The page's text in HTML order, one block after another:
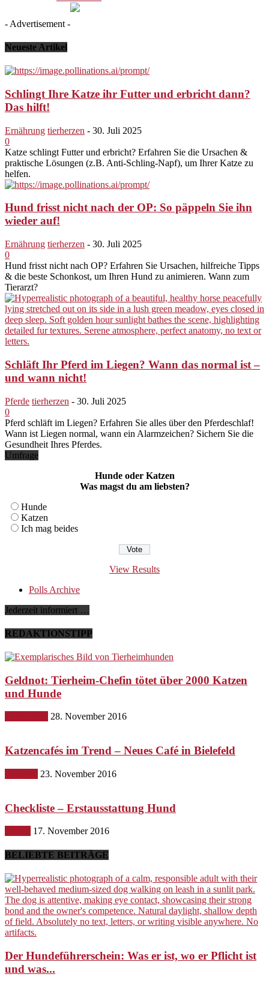
- Advertisement -
Neueste Artikel
Schlingt Ihre Katze ihr Futter und erbricht dann?
Das hilft!
Ernährung tierherzen - 30. Juli 2025
0
Katze schlingt Futter und erbricht? Erfahren Sie die Ursachen &
praktische Lösungen (z.B. Anti-Schling-Napf), um Ihrer Katze zu
helfen.
Hund frisst nicht nach der OP: So päppeln Sie ihn
wieder auf!
Ernährung tierherzen - 30. Juli 2025
0
Hund frisst nicht nach OP? Erfahren Sie Ursachen, hilfreiche Tipps
& die beste Schonkost, um Ihren Hund zu animieren. Wann zum
Tierarzt?
Schläft Ihr Pferd im Liegen? Wann das normal ist –
und wann nicht!
Pferde tierherzen - 30. Juli 2025
0
Pferd schläft im Liegen? Erfahren Sie alles über den Pferdeschlaf!
Wann ist Liegen normal, wann ein Alarmzeichen? Sichern Sie die
Gesundheit Ihres Pferdes.
Umfrage
Hunde oder Katzen
Was magst du am liebsten?
Hunde
Katzen
Ich mag beides
View Results
Polls Archive
Jederzeit informiert …
REDAKTIONSTIPP
Geldnot: Tierheim-Chefin tötet über 2000 Katzen
und Hunde
28. November 2016
Katzencafés im Trend – Neues Café in Bielefeld
23. November 2016
Checkliste – Erstausstattung Hund
17. November 2016
BELIEBTE BEITRÄGE
Der Hundeführerschein: Was er ist, wo er Pflicht ist
und was...